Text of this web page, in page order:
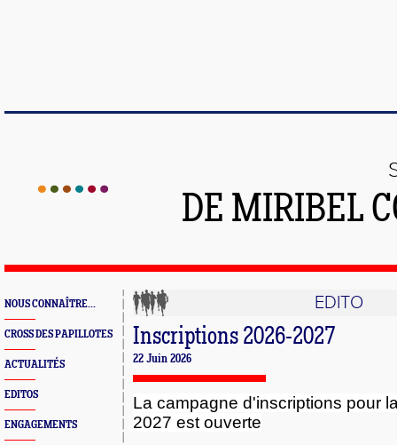
DE MIRIBEL
NOUS CONNAÎTRE...
CROSS DES PAPILLOTES
ACTUALITÉS
EDITOS
ENGAGEMENTS
EDITO
Inscriptions 2026-2027
22 Juin 2026
La campagne d'inscriptions pour
2027 est ouverte